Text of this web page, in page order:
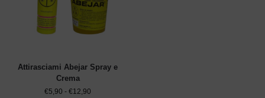
Attirasciami Abejar Spray e
Crema
€5,90 - €12,90